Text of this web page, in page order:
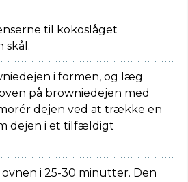
til kokoslåget
skål.
i formen, og læg
på browniedejen med
dejen ved at trække en
dejen i et tilfældigt
ovnen i 25-30 minutter. Den